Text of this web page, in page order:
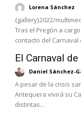
Lorena Sánchez -
{gallery}2022/
Tras el Pregón a
contacto del Carnaval
El Carnaval
Daniel Sánchez-
A pesar de la crisis
Antequera vivirá su
distintas...